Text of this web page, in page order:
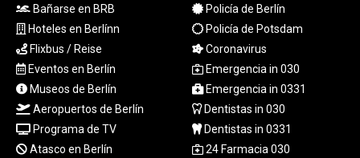
STD
23929.673396
STN 24.499696
SVC 10.085875
SZL 18.722767
THB 38.210709
TJS 10.633568
TMT 4.058036
TND 3.386358
Bañarse en BRB
Hoteles en Berlínn
Flixbus / Reise
Eventos en Berlín
Museos de Berlín
Aeropuertos de Berlín
Programa de TV
Atasco en Berlín
Policía de Berlín
Policía de Potsdam
Coronavirus
Emergencia in 030
Emergencia in 0331
Dentistas in 030
Dentistas in 0331
24 Farmacia 030